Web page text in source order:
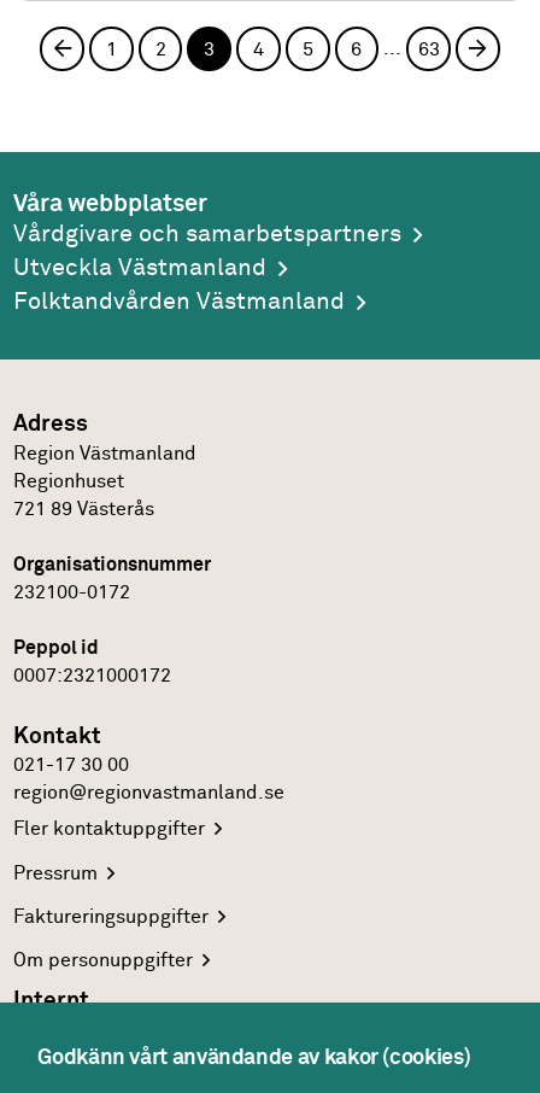
Föregående sida
1 2 3 4 5 6 ... 63
Våra webbplatser
Vårdgivare och samarbetspartners
Utveckla Västmanland
Folktandvården Västmanland
Adress
Region Västmanland
Regionhuset
721 89 Västerås
Organisationsnummer
232100-0172
Peppol id
0007:2321000172
Kontakt
021-17 30 00
region@regionvastmanland.se
Flerkontaktuppgifter
Pressrum
Faktureringsuppgifter
Om personuppgifter
Internt
Godkänn vårt användande av kakor (cookies)